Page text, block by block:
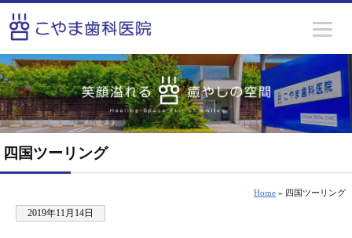
四国ツーリング
Home » 四国ツーリング
2019年11月14日